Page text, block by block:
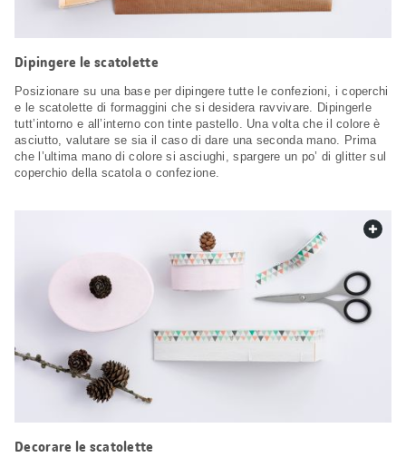
Dipingere le scatolette
Posizionare su una base per dipingere tutte le confezioni, i coperchi
e le scatolette di formaggini che si desidera ravvivare. Dipingerle
tutt’intorno e all’interno con tinte pastello. Una volta che il colore è
asciutto, valutare se sia il caso di dare una seconda mano. Prima
che l’ultima mano di colore si asciughi, spargere un po’ di glitter sul
coperchio della scatola o confezione.
Decorare le scatolette